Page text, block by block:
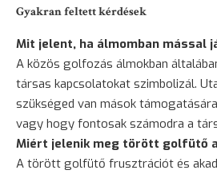
Gyakran feltett kérdések
Mit jelent, ha álmomban mással
A közös golfozás álmokban
társas kapcsolatokat szimbolizál.
szükséged van mások
vagy hogy fontosak számodra a
Miért jelenik meg törött golfütő
A törött golfütő frusztrációt és